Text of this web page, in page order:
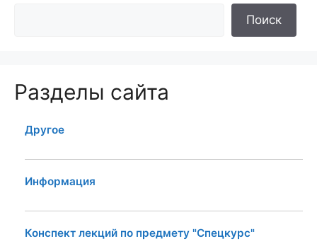
Поиск
Разделы сайта
Другое
Информация
Конспект лекций по предмету "Спецкурс"